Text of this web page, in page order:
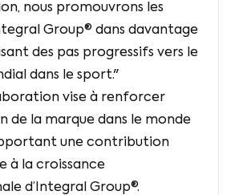
nous promouvrons les
Group® dans davantage
des pas progressifs vers le
dans le sport."
vise à renforcer
de la marque dans le monde
une contribution
à la croissance
d’Integral Group®.